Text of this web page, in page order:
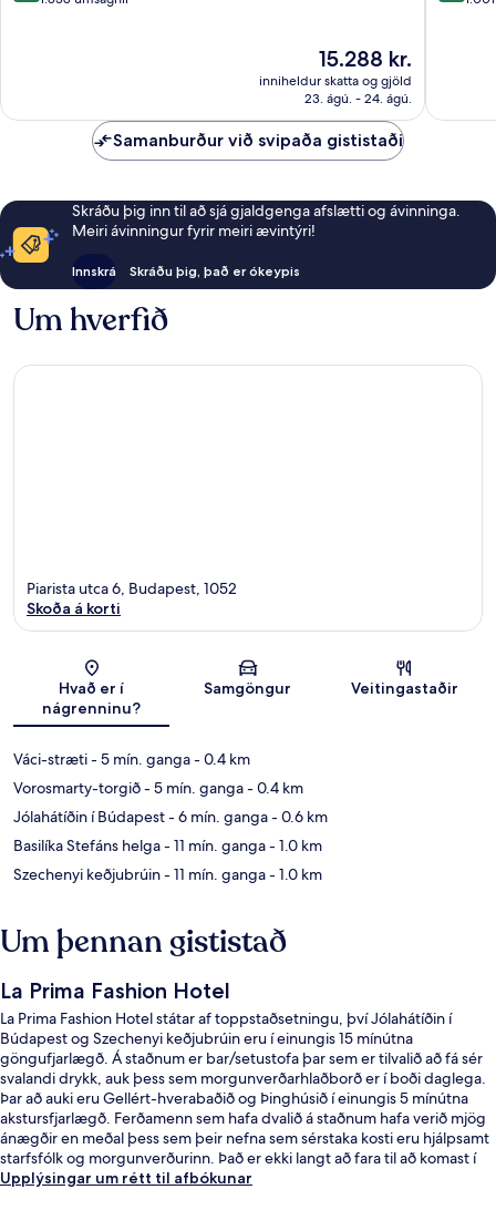
Verðið
er
15.288 kr.
15.288 kr.
inniheldur skatta og gjöld
23. ágú. - 24. ágú.
Samanburður við svipaða gististaði
Skráðu þig inn til að sjá gjaldgenga afslætti og ávinninga.
Meiri ávinningur fyrir meiri ævintýri!
Innskrá Skráðu þig, það er ókeypis
Um hverfið
Kort
Piarista utca 6, Budapest, 1052
Skoða á korti
Hvað er í
nágrenninu?
Samgöngur Veitingastaðir
Váci-stræti- 5 mín. ganga- 0.4 km
Vorosmarty-torgið- 5 mín. ganga- 0.4 km
Jólahátíðin í Búdapest- 6 mín. ganga- 0.6 km
Basilíka Stefáns helga- 11 mín. ganga- 1.0 km
Szechenyi keðjubrúin- 11 mín. ganga- 1.0 km
Um þennan gististað
La Prima Fashion Hotel
La Prima Fashion Hotel státar af toppstaðsetningu, því Jólahátíðin í
Búdapest og Szechenyi keðjubrúin eru í einungis 15 mínútna
göngufjarlægð. Á staðnum er bar/setustofa þar sem er tilvalið að fá sér
svalandi drykk, auk þess sem morgunverðarhlaðborð er í boði daglega.
Þar að auki eru Gellért-hverabaðið og Þinghúsið í einungis 5 mínútna
akstursfjarlægð. Ferðamenn sem hafa dvalið á staðnum hafa verið mjög
ánægðir en meðal þess sem þeir nefna sem sérstaka kosti eru hjálpsamt
starfsfólk og morgunverðurinn. Það er ekki langt að fara til að komast í
almenningssamgöngur: Ferenciek Square lestarstöðin er í 4 mínútna
Upplýsingar um rétt til afbókunar